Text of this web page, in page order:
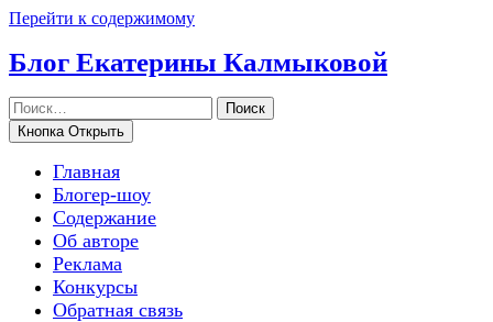
Перейти к содержимому
Блог Екатерины Калмыковой
Поиск
Кнопка Открыть
Главная
Блогер-шоу
Содержание
Об авторе
Реклама
Конкурсы
Обратная связь